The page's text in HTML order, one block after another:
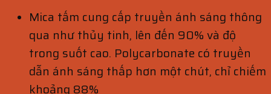
Mica tấm cung cấp truyền ánh sáng thông
qua như thủy tinh, lên đến 90% và độ
trong suốt cao. Polycarbonate có truyền
dẫn ánh sáng thấp hơn một chút, chỉ chiếm
khoảng 88%